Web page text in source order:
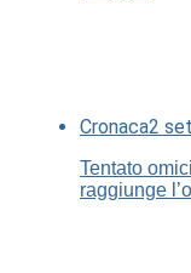
Cronaca2
Tentato
raggiunge